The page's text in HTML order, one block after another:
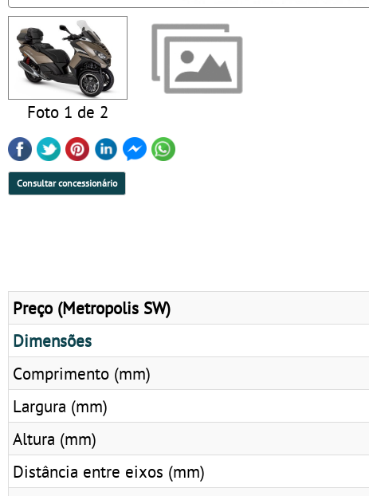
Foto 1 de 2
Consultar concessionário
Preço (Metropolis SW)
Dimensões
Comprimento (mm)
Largura (mm)
Altura (mm)
Distância entre eixos (mm)